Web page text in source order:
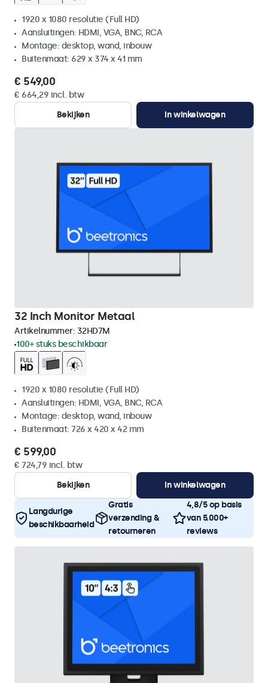
1920 x 1080 resolutie (Full HD)
Aansluitingen: HDMI, VGA, BNC, RCA
Montage: desktop, wand, inbouw
Buitenmaat: 629 x 374 x 41 mm
€ 549,00
€ 664,29 incl. btw
Bekijken
In winkelwagen
32 Inch Monitor Metaal
Artikelnummer: 32HD7M
100+ stuks beschikbaar
1920 x 1080 resolutie (Full HD)
Aansluitingen: HDMI, VGA, BNC, RCA
Montage: desktop, wand, inbouw
Buitenmaat: 726 x 420 x 42 mm
€ 599,00
€ 724,79 incl. btw
Bekijken
In winkelwagen
Langdurige
beschikbaarheid
Gratis
verzending &
retourneren
4,8/5 op basis
van 5.000+
reviews